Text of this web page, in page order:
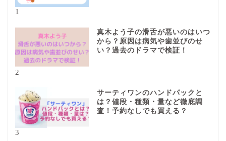
1
2
真木よう子の滑舌が悪いのはいつ
から？原因は病気や歯並びのせ
い？過去のドラマで検証！
3
サーティワンのハンドパックと
は？値段・種類・量など徹底調
査！予約なしでも買える？